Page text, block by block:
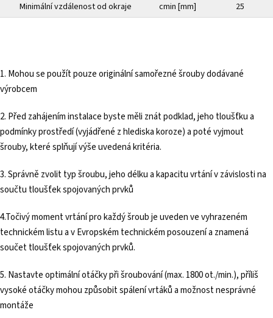
Minimální vzdálenost od okraje
cmin [mm] 25
1. Mohou se použít pouze originální samořezné šrouby dodávané
výrobcem
2. Před zahájením instalace byste měli znát podklad, jeho tloušťku a
podmínky prostředí (vyjádřené z hlediska koroze) a poté vyjmout
šrouby, které splňují výše uvedená kritéria.
3. Správně zvolit typ šroubu, jeho délku a kapacitu vrtání v závislosti na
součtu tloušťek spojovaných prvků
4.Točivý moment vrtání pro každý šroub je uveden ve vyhrazeném
technickém listu a v Evropském technickém posouzení a znamená
součet tloušťek spojovaných prvků.
5. Nastavte optimální otáčky při šroubování (max. 1800 ot./min.), příliš
vysoké otáčky mohou způsobit spálení vrtáků a možnost nesprávné
montáže